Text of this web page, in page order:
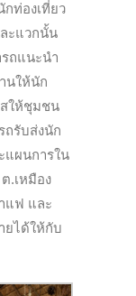
ท่องเที่ยว
ะแวกนั้น
ถแนะนำ
นให้นัก
ให้ชุมชน
ถรับส่งนัก
แผนการใน
.เหมือง
แฟ และ
ยได้ให้กับ